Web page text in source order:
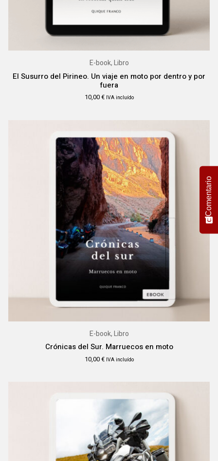
E-book, Libro
El Susurro del Pirineo. Un viaje en moto por dentro y por
fuera
10,00€ IVA incluído
E-book, Libro
Crónicas del Sur. Marruecos en moto
10,00€ IVA incluído
Comentario